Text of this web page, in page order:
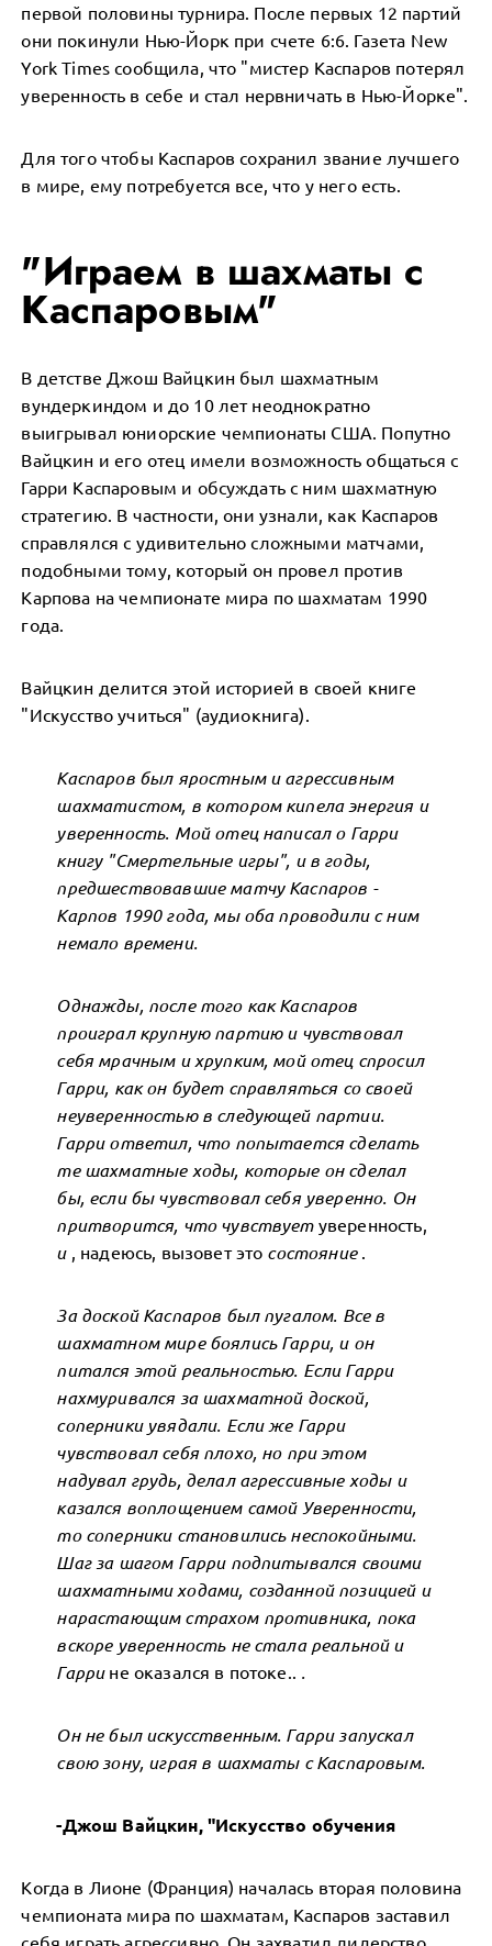
первой половины турнира. После первых 12 партий
они покинули Нью-Йорк при счете 6:6. Газета New
York Times сообщила, что "мистер Каспаров потерял
уверенность в себе и стал нервничать в Нью-Йорке".
Для того чтобы Каспаров сохранил звание лучшего
в мире, ему потребуется все, что у него есть.
"Играем в шахматы с
Каспаровым"
В детстве Джош Вайцкин был шахматным
вундеркиндом и до 10 лет неоднократно
выигрывал юниорские чемпионаты США. Попутно
Вайцкин и его отец имели возможность общаться с
Гарри Каспаровым и обсуждать с ним шахматную
стратегию. В частности, они узнали, как Каспаров
справлялся с удивительно сложными матчами,
подобными тому, который он провел против
Карпова на чемпионате мира по шахматам 1990
года.
Вайцкин делится этой историей в своей книге
"Искусство учиться" (аудиокнига).
Каспаров был яростным и агрессивным
шахматистом, в котором кипела энергия и
уверенность. Мой отец написал о Гарри
книгу "Смертельные игры", и в годы,
предшествовавшие матчу Каспаров -
Карпов 1990 года, мы оба проводили с ним
немало времени.
Однажды, после того как Каспаров
проиграл крупную партию и чувствовал
себя мрачным и хрупким, мой отец спросил
Гарри, как он будет справляться со своей
неуверенностью в следующей партии.
Гарри ответил, что попытается сделать
те шахматные ходы, которые он сделал
бы, если бы чувствовал себя уверенно. Он
притворится, что чувствует уверенность,
и , надеюсь, вызовет это состояние .
За доской Каспаров был пугалом. Все в
шахматном мире боялись Гарри, и он
питался этой реальностью. Если Гарри
нахмуривался за шахматной доской,
соперники увядали. Если же Гарри
чувствовал себя плохо, но при этом
надувал грудь, делал агрессивные ходы и
казался воплощением самой Уверенности,
то соперники становились неспокойными.
Шаг за шагом Гарри подпитывался своими
шахматными ходами, созданной позицией и
нарастающим страхом противника, пока
вскоре уверенность не стала реальной и
Гарри не оказался в потоке.. .
Он не был искусственным. Гарри запускал
свою зону, играя в шахматы с Каспаровым.
-Джош Вайцкин, "Искусство обучения
Когда в Лионе (Франция) началась вторая половина
чемпионата мира по шахматам, Каспаров заставил
себя играть агрессивно. Он захватил лидерство,